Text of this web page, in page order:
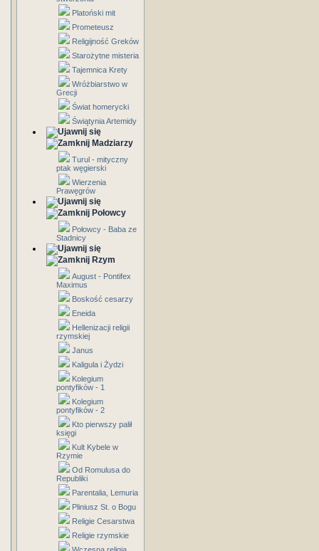
Platoński mit
Prometeusz
Religijność Greków
Starożytne misteria
Tajemnica Krety
Wróżbiarstwo w
Grecji
Świat homerycki
Świątynia Artemidy
Madziarzy
Turul - mityczny
ptak węgierski
Wierzenia
Prawęgrów
Połowcy
Połowcy - Baba ze
Stadnicy
Rzym
August - Pontifex
Maximus
Boskość cesarzy
Eneida
Hellenizacji religii
rzymskiej
Janus
Kaligula i Żydzi
Kolegium
pontyfików - 1
Kolegium
pontyfików - 2
Kto pierwszy palił
księgi
Kult Kybele w
Rzymie
Od Romulusa do
Republiki
Parentalia, Lemuria
Pliniusz St. o Bogu
Religie Cesarstwa
Religie rzymskie